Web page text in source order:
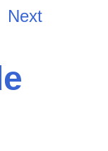
Next